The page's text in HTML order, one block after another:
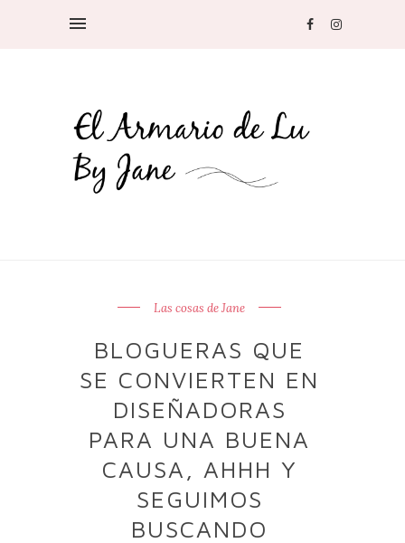
Las cosas de Jane
BLOGUERAS QUE
SE CONVIERTEN EN
DISEÑADORAS
PARA UNA BUENA
CAUSA, AHHH Y
SEGUIMOS
BUSCANDO